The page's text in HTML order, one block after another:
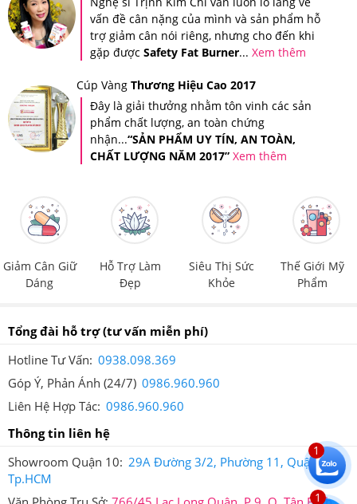
Mỹ Nữ
“Hôm nay mới ghé đến shop mua
thêm 1 hộp nhau thai cừu Úc
Placentra Essence Of baby Sheep 30000mg, nhờ
sử dụng sản phẩm này thường xuyên mà da mình
lúc nào cũng hồng hào, khỏe mạnh."
Thanh Thủy
Phan Thiết, Bình Thuận
Placentra Essence Of baby Sheep
30000mg được 2 tuần thôi mà đi làm ai cũng khen
da mình đẹp, ít nám và bớt nếp nhăn hơn. Đặc biệt
collagen mới thích chứ."
Hồng Nhung
Nga Sơn, Thanh Hóa
thai cừu Úc Placentra Essence Of
baby Sheep 30000mg cho mẹ chỉ dùng thử nên
mình cũng mua cho mẹ dùng. Mẹ mình thích lắm,
mình cũng thấy da mẹ dạo này trẻ hơn nhiều.”
vấn đề cân nặng của mình và sản phẩm hỗ
trợ giảm cân nói riêng, nhưng cho đến khi
gặp được Safety Fat Burner... Xem thêm
Cúp Vàng Thương Hiệu Cao 2017
Đây là giải thưởng nhằm tôn vinh các sản
phẩm chất lượng, an toàn chứng
nhận...“SẢN PHẨM UY TÍN, AN TOÀN,
CHẤT LƯỢNG NĂM 2017” Xem thêm
Giảm Cân Giữ
Dáng
Hỗ Trợ Làm
Đẹp
Siêu Thị Sức
Khỏe
Thế Giới Mỹ
Phẩm
Tổng đài hỗ trợ(tư vấn miễn phí)
Hotline Tư Vấn: 0938.098.369
Góp Ý, Phản Ánh (24/7) 0986.960.960
Liên Hệ Hợp Tác: 0986.960.960
Thông tin liên hệ
Showroom Quận 10: 29A Đường 3/2, Phường 11, Quận 10,
Tp.HCM
1
1